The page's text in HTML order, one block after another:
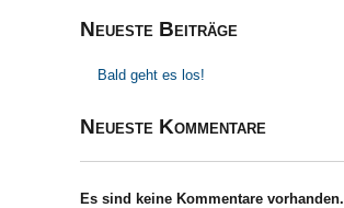
Neueste Beiträge
Bald geht es los!
Neueste Kommentare
Es sind keine Kommentare vorhanden.